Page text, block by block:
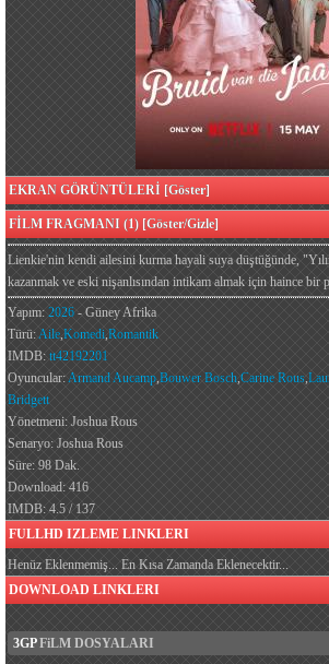
EKRAN GÖRÜNTÜLERİ [Göster]
FİLM FRAGMANI (1) [Göster/Gizle]
Lienkie'nin kendi ailesini kurma hayali suya düştüğünde,
kazanmak ve eski nişanlısından intikam almak için haince bir
Yapım: 2026 - Güney Afrika
Türü:Aile,Komedi,Romantik
IMDB: tt42192201
Oyuncular:Armand Aucamp,Bouwer Bosch,Carine Rous,
Bridgett
Yönetmeni: Joshua Rous
Senaryo: Joshua Rous
Süre: 98 Dak.
Download: 416
IMDB: 4.5 / 137
FULLHD IZLEME LINKLERI
Henüz Eklenmemiş... En Kısa Zamanda Eklenecektir...
DOWNLOAD LINKLERI
3GPFiLM DOSYALARI